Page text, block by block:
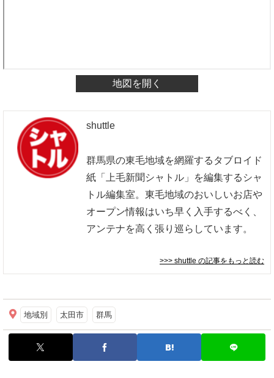
地図を開く
shuttle
群馬県の東毛地域を網羅するタブロイド
紙「上毛新聞シャトル」を編集するシャ
トル編集室。東毛地域のおいしいお店や
オープン情報はいち早く入手するべく、
アンテナを高く張り巡らしています。
>>> shuttle の記事をもっと読む
地域別 太田市 群馬